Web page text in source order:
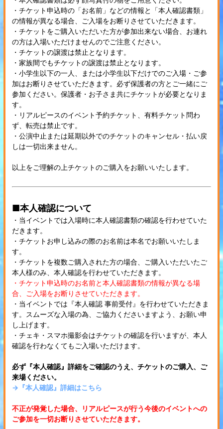
・チケット申込時の「お名前」などの情報と「本人確認書類」
の情報が異なる場合、ご入場をお断りさせていただきます。
・チケットをご購入いただいた方が参加出来ない場合、お連れ
の方は入場いただけませんのでご注意ください。
・チケットの譲渡は禁止となります。
・家族間でもチケットの譲渡は禁止となります。
・小学生以下の一人、または小学生以下だけでのご入場・ご参
加はお断りさせていただきます。必ず保護者の方とご一緒にご
参加ください。保護者・お子さま共にチケットが必要となりま
す。
・リアルピースのイベント予約チケット、有料チケット問わ
ず、転売は禁止です。
・公演中止または延期以外でのチケットのキャンセル・払い戻
しは一切出来ません。
以上をご理解の上チケットのご購入をお願いいたします。
■本人確認について
・当イベントでは入場時に本人確認書類の確認を行わせていた
だきます。
・チケットお申し込みの際のお名前は本名でお願いいたしま
す。
・チケットを複数ご購入された方の場合、ご購入いただいたご
本人様のみ、本人確認を行わせていただきます。
・チケット申込時のお名前と本人確認書類の情報が異なる場
合、ご入場をお断りさせていただきます。
・当イベントでは『本人確認 事前受付』を行わせていただきま
す。スムーズな入場の為、ご協力くださいますよう、お願い申
し上げます。
・チェキ・スマホ撮影会はチケットの確認を行いますが、本人
確認を行わなくてもご入場いただけます。
必ず『本人確認』詳細をご確認のうえ、チケットのご購入、ご
来場ください。
→『本人確認』詳細はこちら
不正が発覚した場合、リアルピースが行う今後のイベントへの
ご参加を一切お断りさせていただきます。